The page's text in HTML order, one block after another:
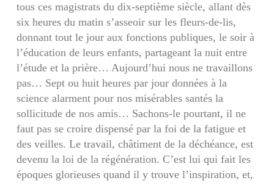
tous ces magis­trats du dix-septième siècle, allant dès
six heures du matin s’asseoir sur les fleurs-de-lis,
donnant tout le jour aux fonctions publiques, le soir à
l’édu­cation de leurs enfants, partageant la nuit entre
l’étude et la prière… Aujourd’hui nous ne tra­vaillons
pas… Sept ou huit heures par jour don­nées à la
science alarment pour nos misérables santés la
sollicitude de nos amis… Sachons-le pourtant, il ne
faut pas se croire dispensé par la foi de la fatigue et
des veilles. Le travail, châtiment de la déchéance, est
devenu la loi de la régénéra­tion. C’est lui qui fait les
époques glorieuses quand il y trouve l’inspiration, et,